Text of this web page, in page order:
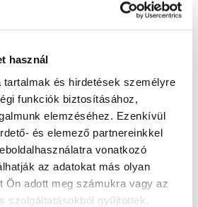
használ
tartalmak és hirdetések személyre
funkciók biztosításához,
elemzéséhez. Ezenkívül
és elemező partnereinkkel
vonatkozó
az adatokat más olyan
Ön adott meg számukra vagy az
szolgáltatásokból gyűjtöttek.